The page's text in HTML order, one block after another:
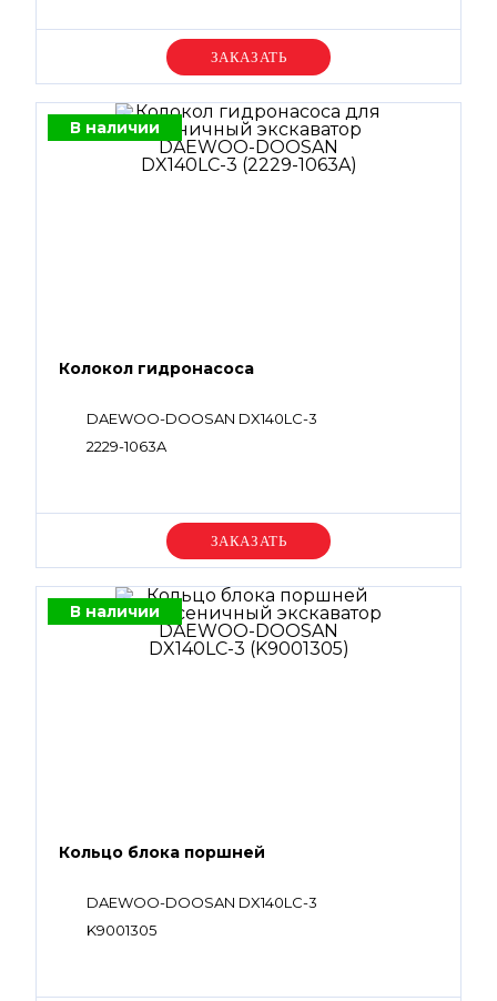
Уточняйте цену
В наличии
Колокол гидронасоса
DAEWOO-DOOSAN DX140LC-3
2229-1063A
Уточняйте цену
В наличии
Кольцо блока поршней
DAEWOO-DOOSAN DX140LC-3
K9001305